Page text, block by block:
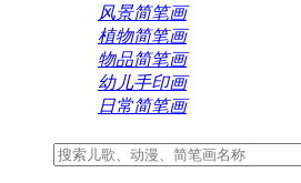
风景简笔画
植物简笔画
物品简笔画
幼儿手印画
日常简笔画